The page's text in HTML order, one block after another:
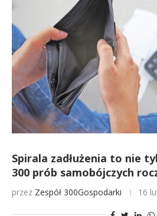
Spirala zadłużenia to nie
300 prób samobójczych
przez Zespół 300Gospodarki 16